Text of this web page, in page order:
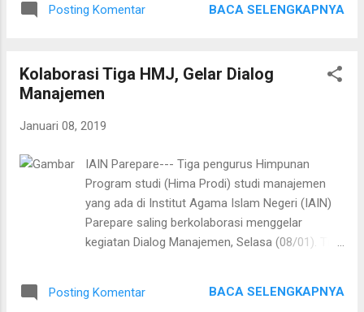
tahun 2019, tentu akan lebih efektif, efisien, lebih
Dakwah, Zulfah mengungkapkan workshop ini
peluang wirausaha dalam bidang haji dan umrah.
Selain itu, pada Prodi Manajemen Dakwah
wirausaha, Haji dan Umrah sehingga dapat
dikarenakan pemateri yang hadir merupakan
pengusaha sukses di bidang travel Haji dan
Umrah yakni H. Bunyamin M. Yapid, LC., M.H
(Direktur utama travel PT. An-Nur Maarif). "Kita
tanamkan kepada mahasiswa, bagaimana cara
menjadi PNS (Pegawai Negeri Sipil) tetapi dia
Posting Komentar BACA SELENGKAPNYA
Kolaborasi Tiga HMJ, Gelar Dialog
Manajemen
Januari 08, 2019
IAIN Parepare--- Tiga pengurus Himpunan
Program studi (Hima Prodi) studi manajemen
yang ada di Institut Agama Islam Negeri (IAIN)
Parepare saling berkolaborasi menggelar
kegiatan Dialog Manajemen, Selasa (08/01). Tiga
Manajemen Pendidikan Islam. Dialog yang
Posting Komentar BACA SELENGKAPNYA